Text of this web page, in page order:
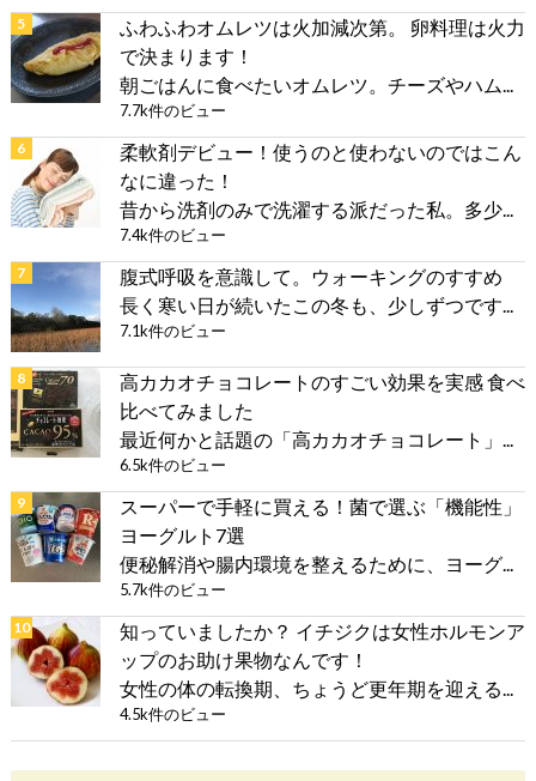
ふわふわオムレツは火加減次第。 卵料理は火力
で決まります！
朝ごはんに食べたいオムレツ。チーズやハム...
7.7k件のビュー
柔軟剤デビュー！使うのと使わないのではこん
なに違った！
昔から洗剤のみで洗濯する派だった私。多少...
7.4k件のビュー
腹式呼吸を意識して。ウォーキングのすすめ
長く寒い日が続いたこの冬も、少しずつです...
7.1k件のビュー
高カカオチョコレートのすごい効果を実感 食べ
比べてみました
最近何かと話題の「高カカオチョコレート」...
6.5k件のビュー
スーパーで手軽に買える！菌で選ぶ「機能性」
ヨーグルト7選
便秘解消や腸内環境を整えるために、ヨーグ...
5.7k件のビュー
知っていましたか？ イチジクは女性ホルモンア
ップのお助け果物なんです！
女性の体の転換期、ちょうど更年期を迎える...
4.5k件のビュー